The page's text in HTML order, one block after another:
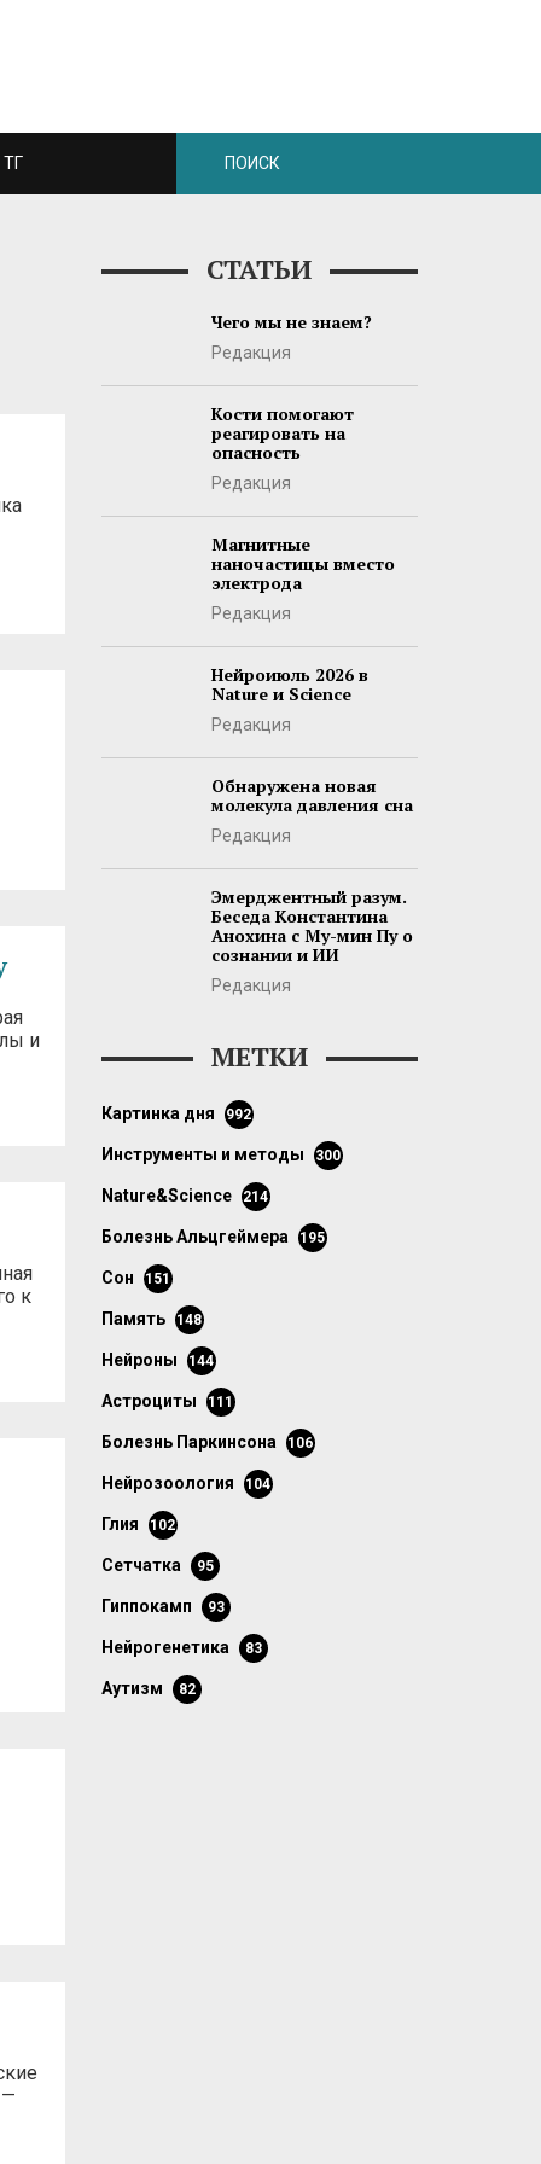
ТГ
и
к
—
СТАТЬИ
Чего мы не знаем?
Редакция
Кости помогают
реагировать на
опасность
Редакция
Магнитные
наночастицы вместо
электрода
Редакция
Нейроиюль 2026 в
Nature и Science
Редакция
Обнаружена новая
молекула давления сна
Редакция
Эмерджентный разум.
Беседа Константина
Анохина с Му-мин Пу о
сознании и ИИ
Редакция
МЕТКИ
картинка дня 992
инструменты и методы 300
Nature&Science 214
болезнь Альцгеймера 195
сон 151
память 148
нейроны 144
астроциты 111
болезнь Паркинсона 106
нейрозоология 104
глия 102
сетчатка 95
гиппокамп 93
нейрогенетика 83
аутизм 82